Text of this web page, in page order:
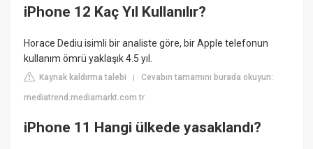
iPhone 12 Kaç Yıl Kullanılır?
Horace Dediu isimli bir analiste göre, bir Apple telefonun
kullanım ömrü yaklaşık 4.5 yıl.
Kaynak kaldırma talebi |Cevabın tamamını burada okuyun:
mediatrend.mediamarkt.com.tr
iPhone 11 Hangi ülkede yasaklandı?